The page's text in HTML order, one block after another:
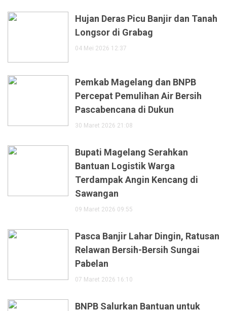
Hujan Deras Picu Banjir dan Tanah
Longsor di Grabag
04 Mei 2026 12:37
Pemkab Magelang dan BNPB
Percepat Pemulihan Air Bersih
Pascabencana di Dukun
30 Maret 2026 21:08
Bupati Magelang Serahkan
Bantuan Logistik Warga
Terdampak Angin Kencang di
Sawangan
09 Maret 2026 09:55
Pasca Banjir Lahar Dingin, Ratusan
Relawan Bersih-Bersih Sungai
Pabelan
07 Maret 2026 16:10
BNPB Salurkan Bantuan untuk